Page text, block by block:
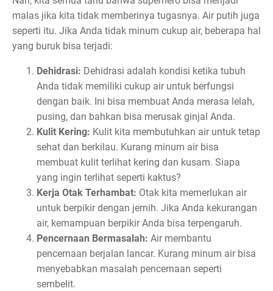
malas jika kita tidak memberinya tugasnya. Air putih juga
seperti itu. Jika Anda tidak minum cukup air, beberapa hal
yang buruk bisa terjadi:
Dehidrasi: Dehidrasi adalah kondisi ketika tubuh
Anda tidak memiliki cukup air untuk berfungsi
dengan baik. Ini bisa membuat Anda merasa lelah,
pusing, dan bahkan bisa merusak ginjal Anda.
Kulit Kering: Kulit kita membutuhkan air untuk tetap
sehat dan berkilau. Kurang minum air bisa
membuat kulit terlihat kering dan kusam. Siapa
yang ingin terlihat seperti kaktus?
Kerja Otak Terhambat: Otak kita memerlukan air
untuk berpikir dengan jernih. Jika Anda kekurangan
air, kemampuan berpikir Anda bisa terpengaruh.
Pencernaan Bermasalah: Air membantu
pencernaan berjalan lancar. Kurang minum air bisa
menyebabkan masalah pencernaan seperti
sembelit.